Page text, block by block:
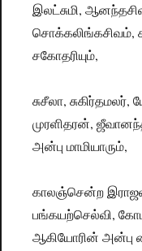
இலட்சுமி,
சொக்கலிங்கசிவம்,
சகோதரியும்,
சுசீலா,
முரளிதரன்,
அன்பு மாமியாரும்,
காலஞ்சென்ற
பங்கயற்செல்வி,
ஆகியோரின் அன்பு